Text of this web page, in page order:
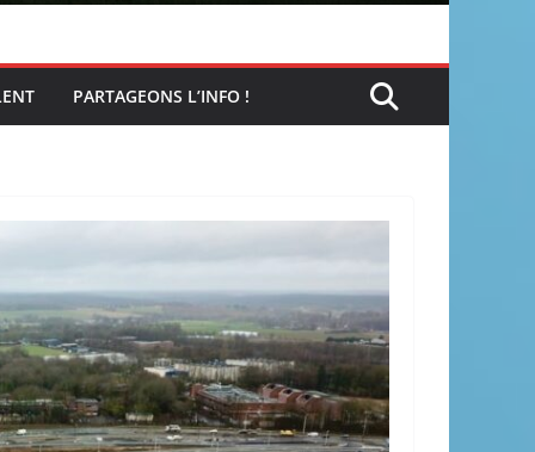
PARTAGEONS L’INFO !